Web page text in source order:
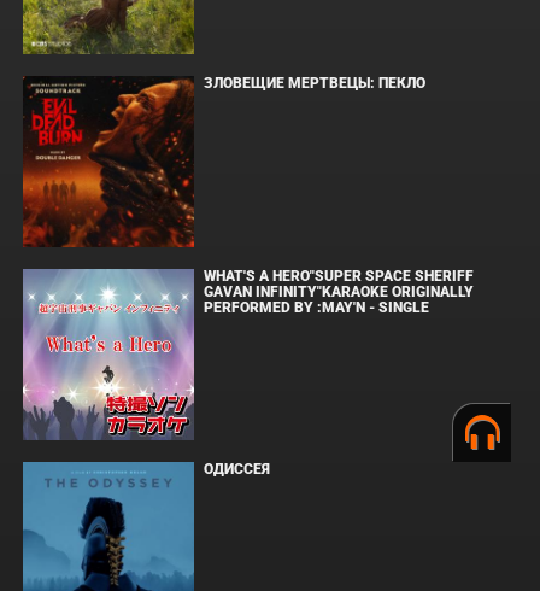
ЗЛОВЕЩИЕ МЕРТВЕЦЫ: ПЕКЛО
WHAT'S A HERO"SUPER SPACE SHERIFF
GAVAN INFINITY"KARAOKE ORIGINALLY
PERFORMED BY :MAY'N - SINGLE
ОДИССЕЯ